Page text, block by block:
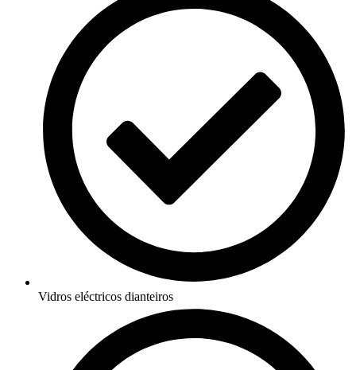
Vidros eléctricos dianteiros